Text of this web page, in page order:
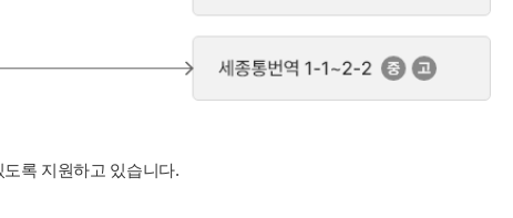
록 지원하고 있습니다.